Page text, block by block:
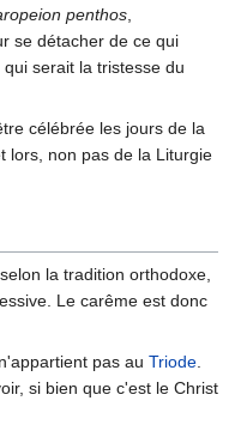
penthos,
se détacher de ce qui
serait la tristesse du
célébrée les jours de la
lors, non pas de la Liturgie
la tradition orthodoxe,
Le carême est donc
pas au Triode.
si bien que c'est le Christ